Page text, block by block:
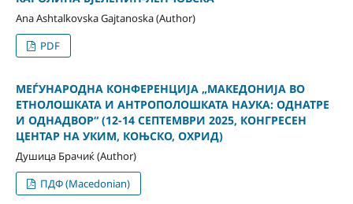
Ana Ashtalkovska Gajtanoska (Author)
PDF
МЕЃУНАРОДНА КОНФЕРЕНЦИЈА „МАКЕДОНИЈА ВО
ЕТНОЛОШКАТА И АНТРОПОЛОШКАТА НАУКА: ОДНАТРЕ
И ОДНАДВОР“ (12-14 СЕПТЕМВРИ 2025, КОНГРЕСЕН
ЦЕНТАР НА УКИМ, КОЊСКО, ОХРИД)
Душица Брачиќ (Author)
ПДФ (Macedonian)